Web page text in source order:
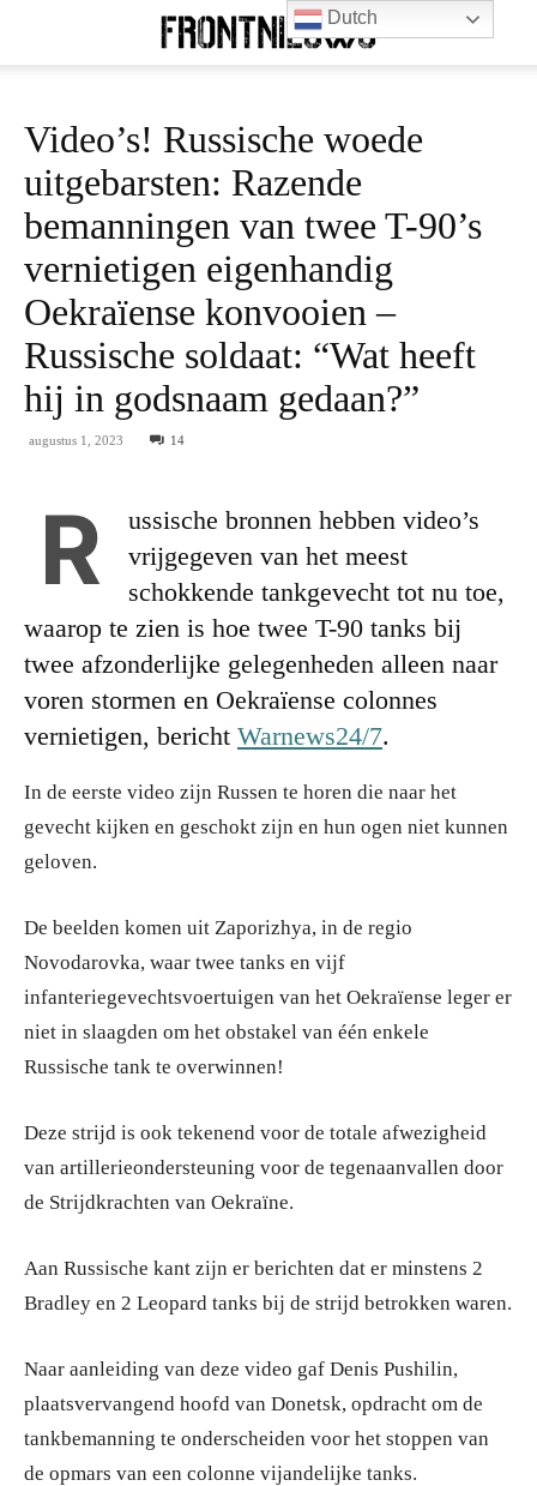
Video’s! Russische woede
uitgebarsten: Razende
bemanningen van twee T-90’s
vernietigen eigenhandig
Oekraïense konvooien –
Russische soldaat: “Wat heeft
hij in godsnaam gedaan?”
augustus 1, 2023 14
R
ussische bronnen hebben video’s
vrijgegeven van het meest
schokkende tankgevecht tot nu toe,
waarop te zien is hoe twee T-90 tanks bij
twee afzonderlijke gelegenheden alleen naar
voren stormen en Oekraïense colonnes
vernietigen, bericht Warnews24/7.
In de eerste video zijn Russen te horen die naar het
gevecht kijken en geschokt zijn en hun ogen niet kunnen
geloven.
De beelden komen uit Zaporizhya, in de regio
Novodarovka, waar twee tanks en vijf
infanteriegevechtsvoertuigen van het Oekraïense leger er
niet in slaagden om het obstakel van één enkele
Russische tank te overwinnen!
Deze strijd is ook tekenend voor de totale afwezigheid
van artillerieondersteuning voor de tegenaanvallen door
de Strijdkrachten van Oekraïne.
Aan Russische kant zijn er berichten dat er minstens 2
Bradley en 2 Leopard tanks bij de strijd betrokken waren.
Naar aanleiding van deze video gaf Denis Pushilin,
plaatsvervangend hoofd van Donetsk, opdracht om de
tankbemanning te onderscheiden voor het stoppen van
de opmars van een colonne vijandelijke tanks.
Dutch